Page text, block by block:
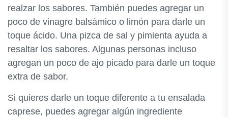
realzar los sabores. También puedes agregar un
poco de vinagre balsámico o limón para darle un
toque ácido. Una pizca de sal y pimienta ayuda a
resaltar los sabores. Algunas personas incluso
agregan un poco de ajo picado para darle un toque
extra de sabor.
Si quieres darle un toque diferente a tu ensalada
caprese, puedes agregar algún ingrediente